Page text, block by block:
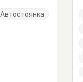
Автостоянка